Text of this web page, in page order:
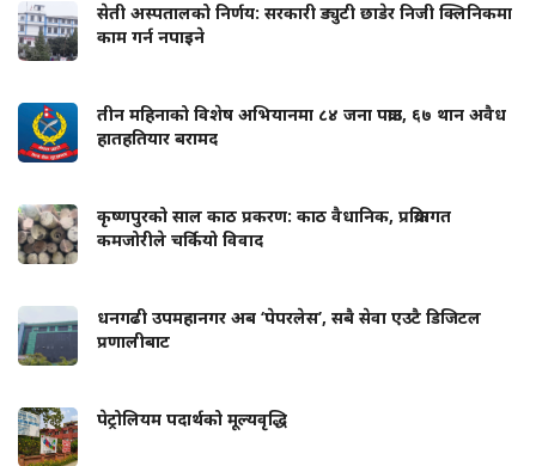
सेती अस्पतालको निर्णय: सरकारी ड्युटी छाडेर निजी क्लिनिकमा
काम गर्न नपाइने
तीन महिनाको विशेष अभियानमा ८४ जना पक्राउ, ६७ थान अवैध
हातहतियार बरामद
कृष्णपुरको साल काठ प्रकरण: काठ वैधानिक, प्रक्रियागत
कमजोरीले चर्कियो विवाद
धनगढी उपमहानगर अब ‘पेपरलेस’, सबै सेवा एउटै डिजिटल
प्रणालीबाट
पेट्रोलियम पदार्थको मूल्यवृद्धि